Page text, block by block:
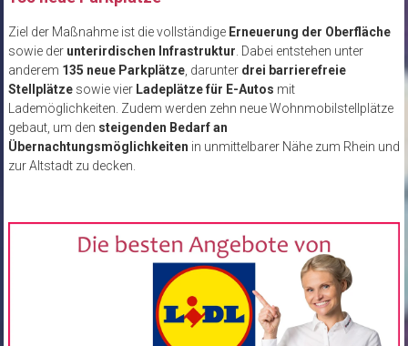
Ziel der Maßnahme ist die vollständige Erneuerung der Oberfläche
sowie der unterirdischen Infrastruktur. Dabei entstehen unter
anderem 135 neue Parkplätze, darunter drei barrierefreie
Stellplätzesowie vier Ladeplätze für E-Autos mit
Lademöglichkeiten. Zudem werden zehn neue Wohnmobilstellplätze
gebaut, um den steigenden Bedarf an
Übernachtungsmöglichkeiten in unmittelbarer Nähe zum Rhein und
zur Altstadt zu decken.